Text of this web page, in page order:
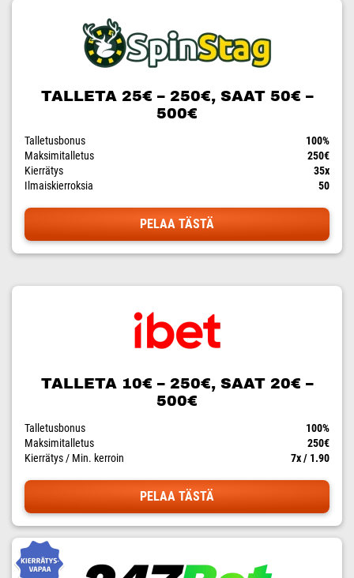
TALLETA 25€ – 250€, SAAT 50€ –
500€
Talletusbonus
100%
Maksimitalletus
250€
Kierrätys
35x
Ilmaiskierroksia
50
PELAA TÄSTÄ
TALLETA 10€ – 250€, SAAT 20€ –
500€
Talletusbonus
100%
Maksimitalletus
250€
Kierrätys / Min. kerroin
7x / 1.90
PELAA TÄSTÄ